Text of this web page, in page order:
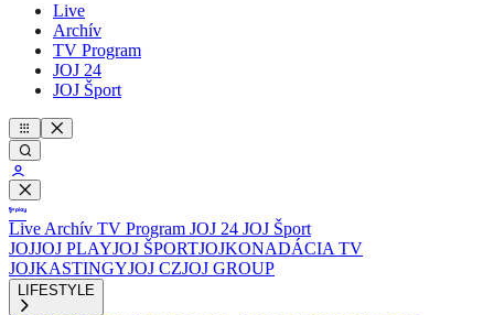
Live
Archív
TV Program
JOJ 24
JOJ Šport
Live Archív TV Program JOJ 24 JOJ Šport
JOJJOJ PLAYJOJ ŠPORTJOJKONADÁCIA TV
JOJKASTINGYJOJ CZJOJ GROUP
LIFESTYLE